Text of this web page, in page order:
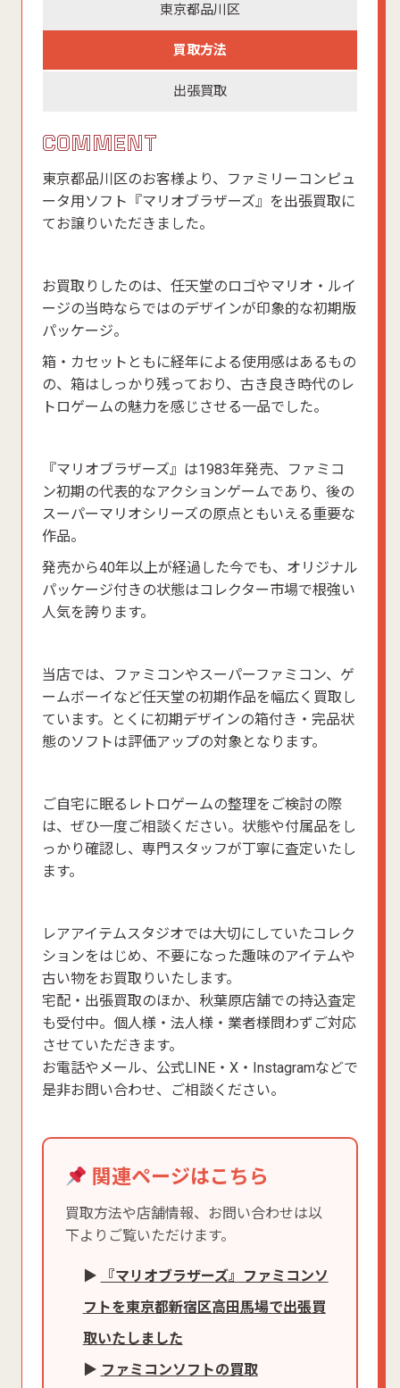
東京都品川区
買取方法
出張買取
COMMENT
東京都品川区のお客様より、ファミリーコンピュ
ータ用ソフト『マリオブラザーズ』を出張買取に
てお譲りいただきました。
お買取りしたのは、任天堂のロゴやマリオ・ルイ
ージの当時ならではのデザインが印象的な初期版
パッケージ。
箱・カセットともに経年による使用感はあるもの
の、箱はしっかり残っており、古き良き時代のレ
トロゲームの魅力を感じさせる一品でした。
『マリオブラザーズ』は1983年発売、ファミコ
ン初期の代表的なアクションゲームであり、後の
スーパーマリオシリーズの原点ともいえる重要な
作品。
発売から40年以上が経過した今でも、オリジナル
パッケージ付きの状態はコレクター市場で根強い
人気を誇ります。
当店では、ファミコンやスーパーファミコン、ゲ
ームボーイなど任天堂の初期作品を幅広く買取し
ています。とくに初期デザインの箱付き・完品状
態のソフトは評価アップの対象となります。
ご自宅に眠るレトロゲームの整理をご検討の際
は、ぜひ一度ご相談ください。状態や付属品をし
っかり確認し、専門スタッフが丁寧に査定いたし
ます。
レアアイテムスタジオでは大切にしていたコレク
ションをはじめ、不要になった趣味のアイテムや
古い物をお買取りいたします。
宅配・出張買取のほか、秋葉原店舗での持込査定
も受付中。個人様・法人様・業者様問わずご対応
させていただきます。
お電話やメール、公式LINE・X・Instagramなどで
是非お問い合わせ、ご相談ください。
関連ページはこちら
買取方法や店舗情報、お問い合わせは以
下よりご覧いただけます。
▶
『マリオブラザーズ』ファミコンソ
フトを東京都新宿区高田馬場で出張買
取いたしました
▶ ファミコンソフトの買取